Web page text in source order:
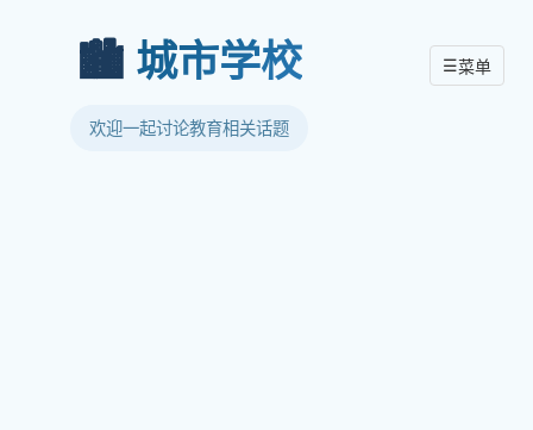
🏙️ 城市学校
欢迎一起讨论教育相关话题
☰菜单